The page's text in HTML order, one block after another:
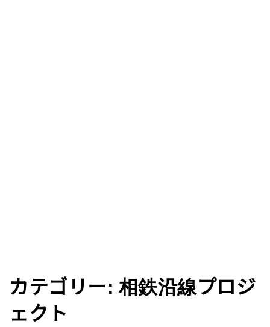
カテゴリー:相鉄沿線プロジ
ェクト